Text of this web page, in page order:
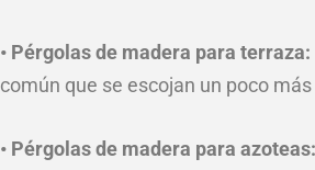
• Pérgolas de madera para terraza:
común que se escojan un poco
• Pérgolas de madera para azoteas: